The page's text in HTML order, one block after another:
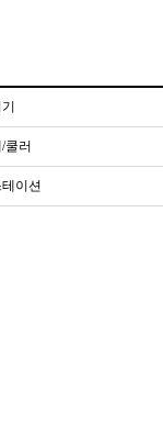
쿨러
이션